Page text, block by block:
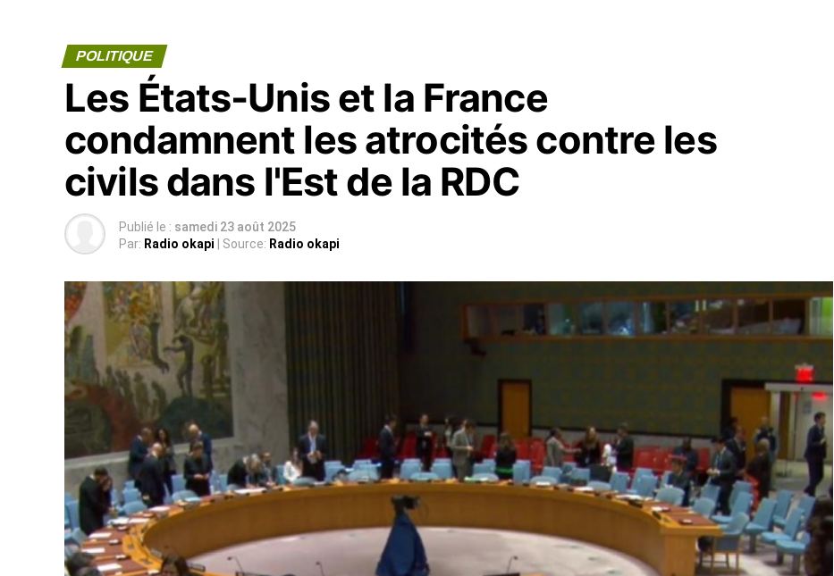
POLITIQUE
Les États-Unis et la France
condamnent les atrocités contre les
civils dans l'Est de la RDC
Publié le : samedi 23 août 2025
Par: Radio okapi | Source: Radio okapi